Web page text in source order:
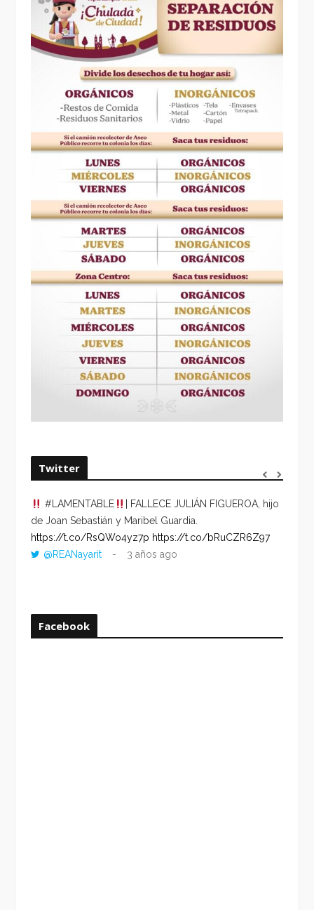
Twitter
#LAMENTABLE
| FALLECE JULIÁN FIGUEROA, hijo
de Joan Sebastián y Maribel Guardia.
https://t.co/RsQWo4yz7p https://t.co/bRuCZR6Z97
@REANayarit
3 años ago
Facebook